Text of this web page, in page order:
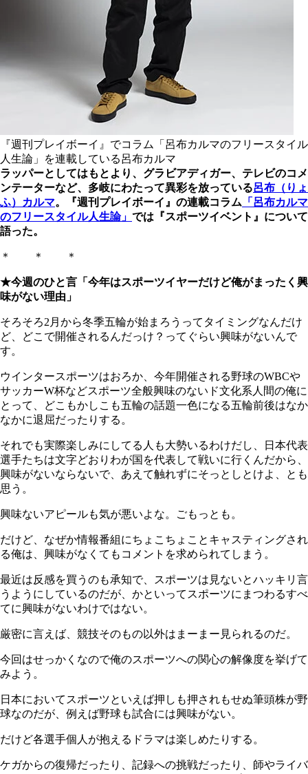
『週刊プレイボーイ』でコラム「呂布カルマのフリースタイル
人生論」を連載している呂布カルマ
ラッパーとしてはもとより、グラビアディガー、テレビのコメ
ンテーターなど、多岐にわたって異彩を放っている呂布（りょ
ふ）カルマ。『週刊プレイボーイ』の連載コラム 「呂布カルマ
のフリースタイル人生論」 では『スポーツイベント』について
語った。
＊ ＊ ＊
★今週のひと言「今年はスポーツイヤーだけど俺がまったく興
味がない理由」
そろそろ2月から冬季五輪が始まろうってタイミングなんだけ
ど、どこで開催されるんだっけ？ってぐらい興味がないんで
す。
ウインタースポーツはおろか、今年開催される野球のWBCや
サッカーW杯などスポーツ全般興味のないド文化系人間の俺に
とって、どこもかしこも五輪の話題一色になる五輪前後はなか
なかに退屈だったりする。
それでも実際楽しみにしてる人も大勢いるわけだし、日本代表
選手たちは文字どおりわが国を代表して戦いに行くんだから、
興味がないならないで、あえて触れずにそっとしとけよ、とも
思う。
興味ないアピールも気が悪いよな。ごもっとも。
だけど、なぜか情報番組にちょこちょことキャスティングされ
る俺は、興味がなくてもコメントを求められてしまう。
最近は反感を買うのも承知で、スポーツは見ないとハッキリ言
うようにしているのだが、かといってスポーツにまつわるすべ
てに興味がないわけではない。
厳密に言えば、競技そのもの以外はまーまー見られるのだ。
今回はせっかくなので俺のスポーツへの関心の解像度を挙げて
みよう。
日本においてスポーツといえば押しも押されもせぬ筆頭株が野
球なのだが、例えば野球も試合には興味がない。
だけど各選手個人が抱えるドラマは楽しめたりする。
ケガからの復帰だったり、記録への挑戦だったり、師やライバ